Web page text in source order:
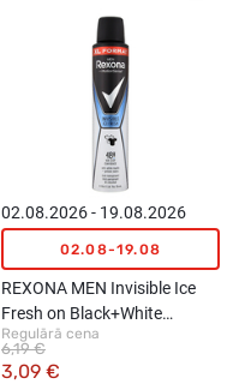
02.08.2026 - 19.08.2026
02.08-19.08
REXONA MEN Invisible Ice
Fresh on Black+White
Clothes izsmidzināms
antiperspirants, 200ml
Regulārā cena
3,09 €
6,19 €